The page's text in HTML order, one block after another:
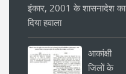
इंकार, 2001 के शासनादेश का
दिया हवाला
आकांक्षी
जिलों के